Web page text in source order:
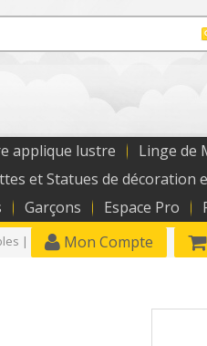
applique lustre Linge de
et Statues de décoration
Garçons Espace Pro
| Mon Compte